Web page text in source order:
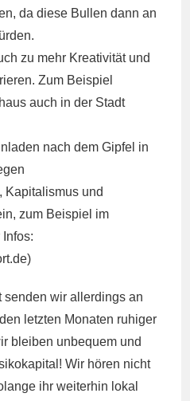
da diese Bullen dann an
zu mehr Kreativität und
Zum Beispiel
auch in der Stadt
nach dem Gipfel in
Kapitalismus und
zum Beispiel im
senden wir allerdings an
letzten Monaten ruhiger
bleiben unbequem und
Wir hören nicht
ihr weiterhin lokal